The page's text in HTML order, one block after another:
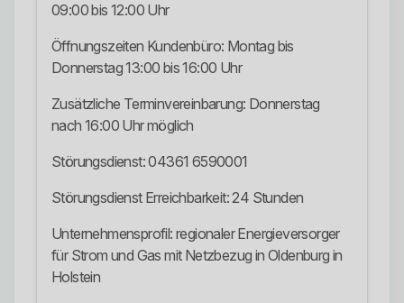
09:00 bis 12:00 Uhr
Öffnungszeiten Kundenbüro: Montag bis
Donnerstag 13:00 bis 16:00 Uhr
Zusätzliche Terminvereinbarung: Donnerstag
nach 16:00 Uhr möglich
Störungsdienst: 04361 6590001
Störungsdienst Erreichbarkeit: 24 Stunden
Unternehmensprofil: regionaler Energieversorger
für Strom und Gas mit Netzbezug in Oldenburg in
Holstein